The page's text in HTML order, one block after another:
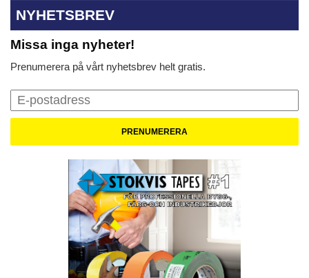
NYHETSBREV
Missa inga nyheter!
Prenumerera på vårt nyhetsbrev helt gratis.